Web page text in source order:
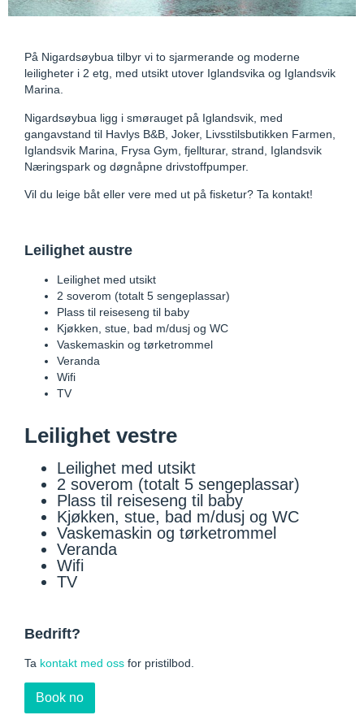
På Nigardsøybua tilbyr vi to sjarmerande og moderne
leiligheter i 2 etg, med utsikt utover Iglandsvika og Iglandsvik
Marina.
Nigardsøybua ligg i smørauget på Iglandsvik, med
gangavstand til Havlys B&B, Joker, Livsstilsbutikken Farmen,
Iglandsvik Marina, Frysa Gym, fjellturar, strand, Iglandsvik
Næringspark og døgnåpne drivstoffpumper.
Vil du leige båt eller vere med ut på fisketur? Ta kontakt!
Leilighet austre
Leilighet med utsikt
2 soverom (totalt 5 sengeplassar)
Plass til reiseseng til baby
Kjøkken, stue, bad m/dusj og WC
Vaskemaskin og tørketrommel
Veranda
Wifi
TV
Leilighet vestre
Leilighet med utsikt
2 soverom (totalt 5 sengeplassar)
Plass til reiseseng til baby
Kjøkken, stue, bad m/dusj og WC
Vaskemaskin og tørketrommel
Veranda
Wifi
TV
Bedrift?
Ta kontakt med oss for pristilbod.
Book no